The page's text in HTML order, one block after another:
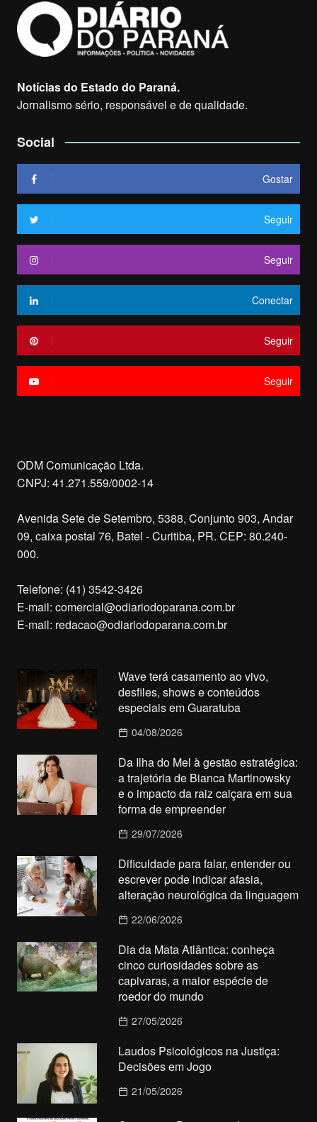
Notícias do Estado do Paraná.
Jornalismo sério, responsável e de qualidade.
Social
Gostar
Seguir
Seguir
Conectar
Seguir
Seguir
ODM Comunicação Ltda.
CNPJ: 41.271.559/0002-14
Avenida Sete de Setembro, 5388, Conjunto 903, Andar
09, caixa postal 76, Batel - Curitiba, PR. CEP: 80.240-
000.
Telefone: (41) 3542-3426
E-mail: comercial@odiariodoparana.com.br
E-mail: redacao@odiariodoparana.com.br
Wave terá casamento ao vivo,
desfiles, shows e conteúdos
especiais em Guaratuba
04/08/2026
Da Ilha do Mel à gestão estratégica:
a trajetória de Bianca Martinowsky
e o impacto da raiz caiçara em sua
forma de empreender
29/07/2026
Dificuldade para falar, entender ou
escrever pode indicar afasia,
alteração neurológica da linguagem
22/06/2026
Dia da Mata Atlântica: conheça
cinco curiosidades sobre as
capivaras, a maior espécie de
roedor do mundo
27/05/2026
Laudos Psicológicos na Justiça:
Decisões em Jogo
21/05/2026